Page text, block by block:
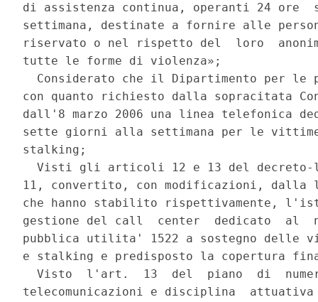
di assistenza continua, operanti 24
settimana, destinate a fornire alle
riservato o nel rispetto del  loro
tutte le forme di violenza»;
Considerato che il Dipartimento per le
con quanto richiesto dalla sopracitata
dall'8 marzo 2006 una linea telefonica
sette giorni alla settimana per le
stalking;
Visti gli articoli 12 e 13 del
11, convertito, con modificazioni, dalla
che hanno stabilito rispettivamente,
gestione del call  center  dedicato  al
pubblica utilita' 1522 a sostegno delle
e stalking e predisposto la copertura
Visto  l'art.  13  del  piano  di
telecomunicazioni e disciplina